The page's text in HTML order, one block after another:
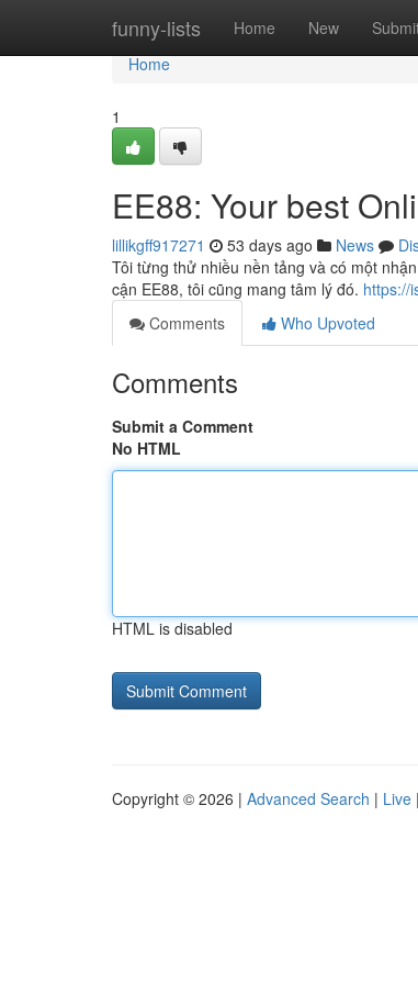
funny-lists Home New
Home
Home
1
EE88: Your best
lillikgff917271 53 days ago News
Tôi từng thử nhiều nền tảng và có một
cận EE88, tôi cũng mang tâm lý đó. https://
Comments
Who Upvoted
Comments
Submit a Comment
No HTML
HTML is disabled
Copyright © 2026 | Advanced Search | Live |